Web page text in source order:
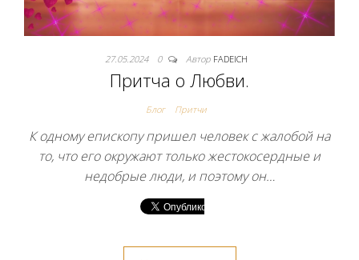
27.05.2024 0 Автор FADEICH
Притча о Любви.
Блог Притчи
К одному епископу пришел человек с жалобой на
то, что его окружают только жестокосердные и
недобрые люди, и поэтому он…